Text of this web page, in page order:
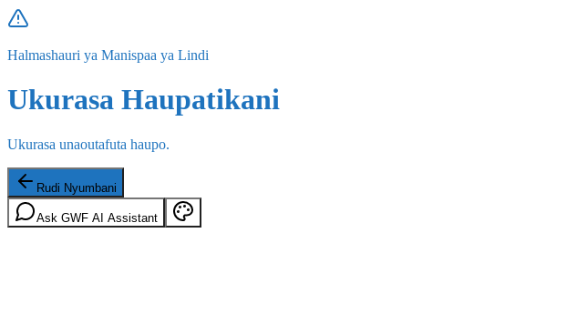
Halmashauri ya Manispaa ya Lindi
Ukurasa Haupatikani
Ukurasa unaoutafuta haupo.
Rudi Nyumbani
Ask GWF AI Assistant